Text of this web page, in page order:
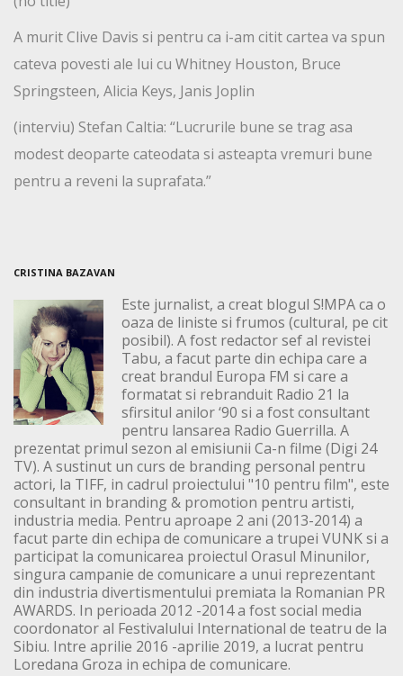
A murit Clive Davis si pentru ca i-am citit cartea va spun
cateva povesti ale lui cu Whitney Houston, Bruce
Springsteen, Alicia Keys, Janis Joplin
(interviu) Stefan Caltia: “Lucrurile bune se trag asa
modest deoparte cateodata si asteapta vremuri bune
pentru a reveni la suprafata.”
CRISTINA BAZAVAN
Este jurnalist, a creat blogul S!MPA ca o
oaza de liniste si frumos (cultural, pe cit
posibil). A fost redactor sef al revistei
Tabu, a facut parte din echipa care a
creat brandul Europa FM si care a
formatat si rebranduit Radio 21 la
sfirsitul anilor ‘90 si a fost consultant
pentru lansarea Radio Guerrilla. A
prezentat primul sezon al emisiunii Ca-n filme (Digi 24
TV). A sustinut un curs de branding personal pentru
actori, la TIFF, in cadrul proiectului "10 pentru film", este
consultant in branding & promotion pentru artisti,
industria media. Pentru aproape 2 ani (2013-2014) a
facut parte din echipa de comunicare a trupei VUNK si a
participat la comunicarea proiectul Orasul Minunilor,
singura campanie de comunicare a unui reprezentant
din industria divertismentului premiata la Romanian PR
AWARDS. In perioada 2012 -2014 a fost social media
coordonator al Festivalului International de teatru de la
Sibiu. Intre aprilie 2016 -aprilie 2019, a lucrat pentru
Loredana Groza in echipa de comunicare.